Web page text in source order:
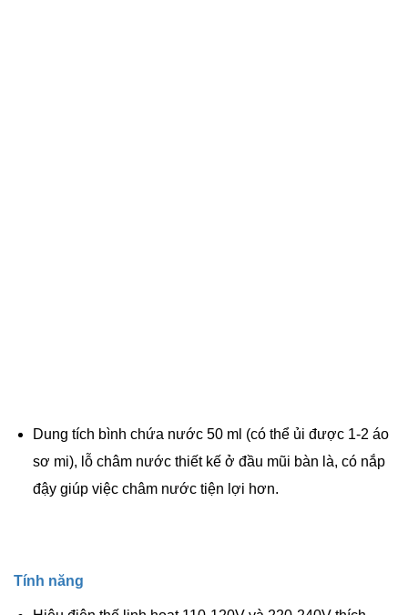
Dung tích bình chứa nước 50 ml (có thể ủi được 1-2 áo
sơ mi), lỗ châm nước thiết kế ở đầu mũi bàn là, có nắp
đậy giúp việc châm nước tiện lợi hơn.
Tính năng